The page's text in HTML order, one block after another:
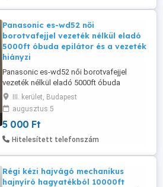
Panasonic es-wd52 női
borotvafejjel vezeték nélkül eladó
5000ft óbuda epilátor és a vezeték
hiányzi
Panasonic es-wd52 női borotvafejjel
vezeték nélkül eladó 5000ft óbuda
epilátor és a vezeték hiányzik a készülék
teszteletlen de itt a helyszinen
kipróbálható ha hozzol hozzá vezetéket
posta kizárolag előre fizetés után mpl
csomagautomatába + 2000ft
III. kerület, Budapest
augusztus 5
5 000 Ft
Hitelesített telefonszám
Régi kézi hajvágó mechanikus
hajnyíró hagyatékból 10000ft